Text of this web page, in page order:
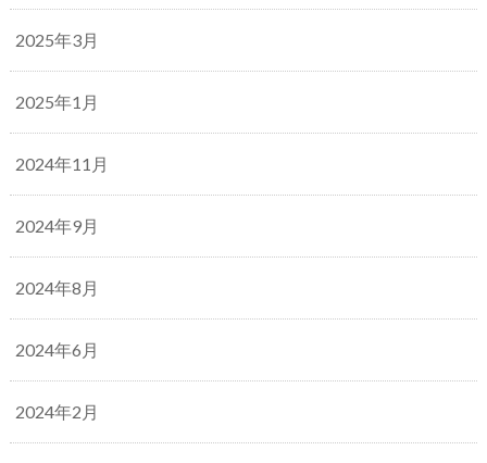
2025年3月
2025年1月
2024年11月
2024年9月
2024年8月
2024年6月
2024年2月